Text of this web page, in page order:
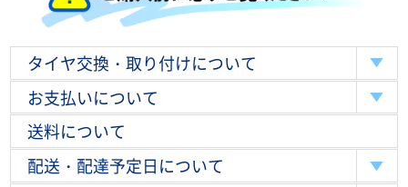
タイヤ交換・取り付けについて
お支払いについて
送料について
配送・配達予定日について